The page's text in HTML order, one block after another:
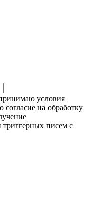
условия
согласие на обработку
писем с